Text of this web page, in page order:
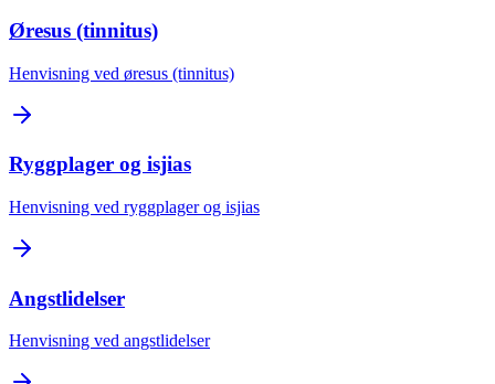
Øresus (tinnitus)
Henvisning ved øresus (tinnitus)
Ryggplager og isjias
Henvisning ved ryggplager og isjias
Angstlidelser
Henvisning ved angstlidelser